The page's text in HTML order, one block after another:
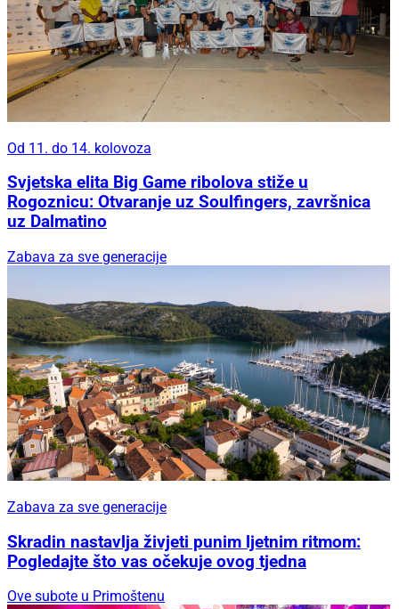
Od 11. do 14. kolovoza
Svjetska elita Big Game ribolova stiže u
Rogoznicu: Otvaranje uz Soulfingers, završnica
uz Dalmatino
Zabava za sve generacije
Zabava za sve generacije
Skradin nastavlja živjeti punim ljetnim ritmom:
Pogledajte što vas očekuje ovog tjedna
Ove subote u Primoštenu